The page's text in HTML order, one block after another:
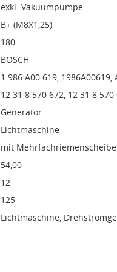
exkl. Vakuumpumpe
B+ (M8X1,25)
180
BOSCH
1 986 A00 619, 1986A00619,
12 31 8 570 672, 12 31 8
Generator
Lichtmaschine
mit Mehrfachriemenscheibe
54,00
12
125
Lichtmaschine,